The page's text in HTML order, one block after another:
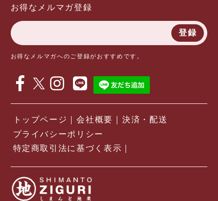
お得なメルマガ登録
登録
お得なメルマガへのご登録がおすすめです。
トップページ 会社概要
決済・配送
プライバシーポリシー
特定商取引法に基づく表示